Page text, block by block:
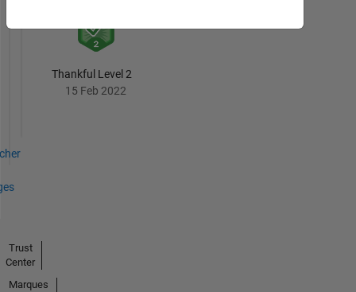
Thankful Level 2
15 Feb 2022
Trust
Center
Marques